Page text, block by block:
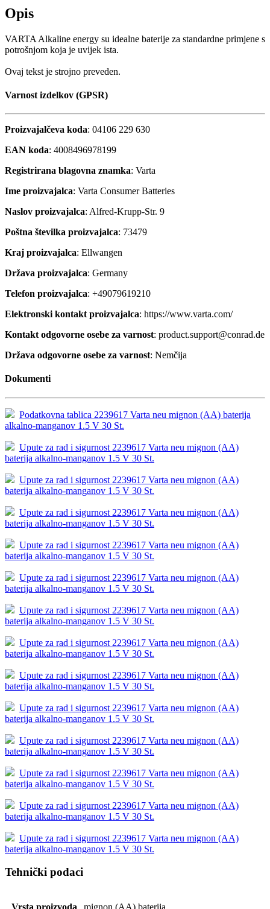
Opis
VARTA Alkaline energy su idealne baterije za standardne primjene s
potrošnjom koja je uvijek ista.
Ovaj tekst je strojno preveden.
Varnost izdelkov (GPSR)
Proizvajalčeva koda: 04106 229 630
EAN koda: 4008496978199
Registrirana blagovna znamka: Varta
Ime proizvajalca: Varta Consumer Batteries
Naslov proizvajalca: Alfred-Krupp-Str. 9
Poštna številka proizvajalca: 73479
Kraj proizvajalca: Ellwangen
Država proizvajalca: Germany
Telefon proizvajalca: +49079619210
Elektronski kontakt proizvajalca: https://www.varta.com/
Kontakt odgovorne osebe za varnost: product.support@conrad.de
Država odgovorne osebe za varnost: Nemčija
Dokumenti
Podatkovna tablica 2239617 Varta neu mignon (AA) baterija
alkalno-manganov 1.5 V 30 St.
Upute za rad i sigurnost 2239617 Varta neu mignon (AA)
baterija alkalno-manganov 1.5 V 30 St.
Upute za rad i sigurnost 2239617 Varta neu mignon (AA)
baterija alkalno-manganov 1.5 V 30 St.
Upute za rad i sigurnost 2239617 Varta neu mignon (AA)
baterija alkalno-manganov 1.5 V 30 St.
Upute za rad i sigurnost 2239617 Varta neu mignon (AA)
baterija alkalno-manganov 1.5 V 30 St.
Upute za rad i sigurnost 2239617 Varta neu mignon (AA)
baterija alkalno-manganov 1.5 V 30 St.
Upute za rad i sigurnost 2239617 Varta neu mignon (AA)
baterija alkalno-manganov 1.5 V 30 St.
Upute za rad i sigurnost 2239617 Varta neu mignon (AA)
baterija alkalno-manganov 1.5 V 30 St.
Upute za rad i sigurnost 2239617 Varta neu mignon (AA)
baterija alkalno-manganov 1.5 V 30 St.
Upute za rad i sigurnost 2239617 Varta neu mignon (AA)
baterija alkalno-manganov 1.5 V 30 St.
Upute za rad i sigurnost 2239617 Varta neu mignon (AA)
baterija alkalno-manganov 1.5 V 30 St.
Upute za rad i sigurnost 2239617 Varta neu mignon (AA)
baterija alkalno-manganov 1.5 V 30 St.
Upute za rad i sigurnost 2239617 Varta neu mignon (AA)
baterija alkalno-manganov 1.5 V 30 St.
Upute za rad i sigurnost 2239617 Varta neu mignon (AA)
baterija alkalno-manganov 1.5 V 30 St.
Tehnički podaci